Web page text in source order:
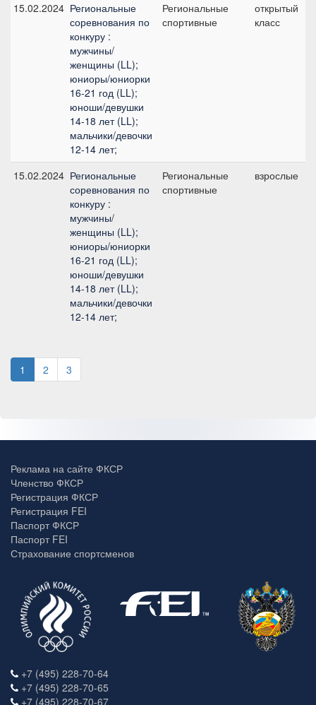
15.02.2024 Региональные
соревнования по
конкуру :
мужчины/
женщины (LL);
юниоры/юниорки
16-21 год (LL);
юноши/девушки
14-18 лет (LL);
мальчики/девочки
12-14 лет;
Региональные
спортивные
открытый
класс
15.02.2024 Региональные
соревнования по
конкуру :
мужчины/
женщины (LL);
юниоры/юниорки
16-21 год (LL);
юноши/девушки
14-18 лет (LL);
мальчики/девочки
12-14 лет;
Региональные
спортивные
взрослые
1 2 3
Реклама на сайте ФКСР
Членство ФКСР
Регистрация ФКСР
Регистрация FEI
Паспорт ФКСР
Паспорт FEI
Страхование спортсменов
+7 (495) 228-70-64
+7 (495) 228-70-65
+7 (495) 228-70-67